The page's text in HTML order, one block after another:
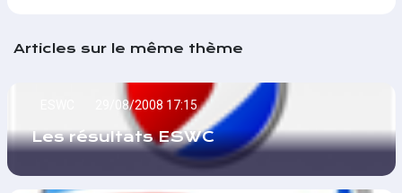
Articles sur le même thème
29/08/2008 17:15
Les résultats ESWC